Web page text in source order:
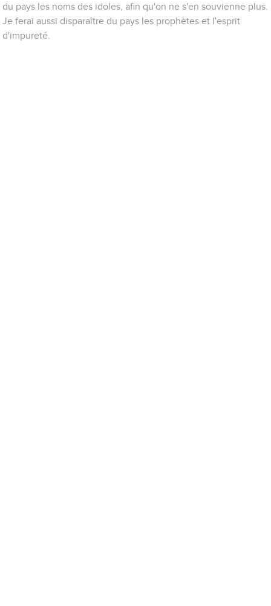
du pays les noms des idoles, afin qu'on ne s'en souvienne plus.
Je ferai aussi disparaître du pays les prophètes et l'esprit
d'impureté.